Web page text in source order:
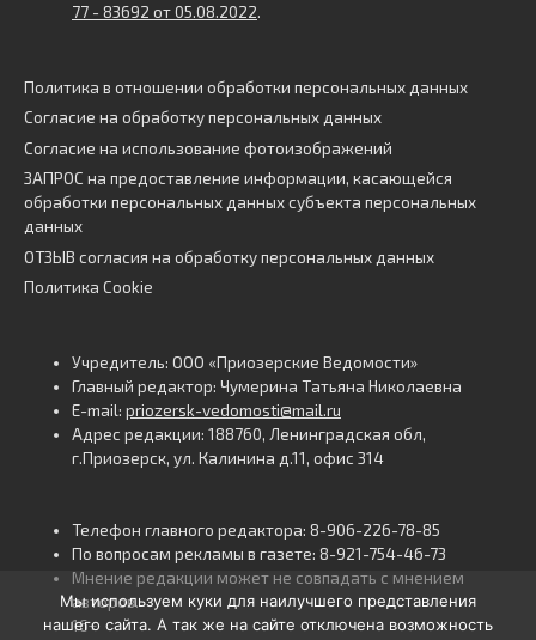
77 - 83692 от 05.08.2022.
Политика в отношении обработки персональных данных
Согласие на обработку персональных данных
Согласие на использование фотоизображений
ЗАПРОС на предоставление информации, касающейся
обработки персональных данных субъекта персональных
данных
ОТЗЫВ согласия на обработку персональных данных
Политика Cookie
Учредитель: ООО «Приозерские Ведомости»
Главный редактор: Чумерина Татьяна Николаевна
E-mail: priozersk-vedomosti@mail.ru
Адрес редакции: 188760, Ленинградская обл,
г.Приозерск, ул. Калинина д.11, офис 314
Телефон главного редактора: 8-906-226-78-85
По вопросам рекламы в газете: 8-921-754-46-73
Мнение редакции может не совпадать с мнением
авторов.
16+
Мы используем куки для наилучшего представления
нашего сайта. А так же на сайте отключена возможность